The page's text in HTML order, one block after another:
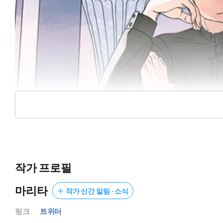
작가 프로필
마리타
작가 신간 알림 · 소식
링크 트위터